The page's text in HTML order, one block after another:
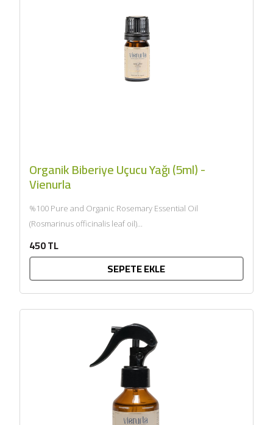
Organik Biberiye Uçucu Yağı (5ml) -
Vienurla
%100 Pure and Organic Rosemary Essential Oil
(Rosmarinus officinalis leaf oil)...
450 TL
SEPETE EKLE